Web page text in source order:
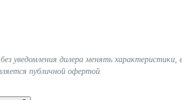
уведомления дилера менять
публичной офертой